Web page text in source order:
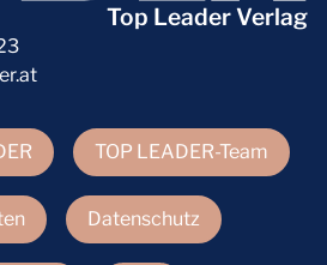
TOP LEADER-Team
Datenschutz
Top Leader Verlag